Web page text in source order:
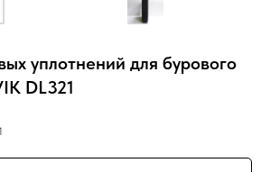
уплотнений для бурового
DL321